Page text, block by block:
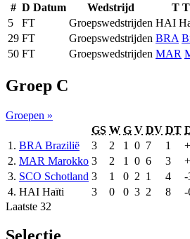
# D Datum Wedstrijd T
5
FT Groepswedstrijden HAI
29 FT Groepswedstrijden BRA
50 FT Groepswedstrijden MAR
Groep C
Groepen »
GS W G V DV DT
1. BRA Brazilië 3 2 1 0 7 1
2. MAR Marokko 3 2 1 0 6 3
3. SCO Schotland 3 1 0 2 1 4 -
4. HAI Haïti 3 0 0 3 2 8 -
Laatste 32